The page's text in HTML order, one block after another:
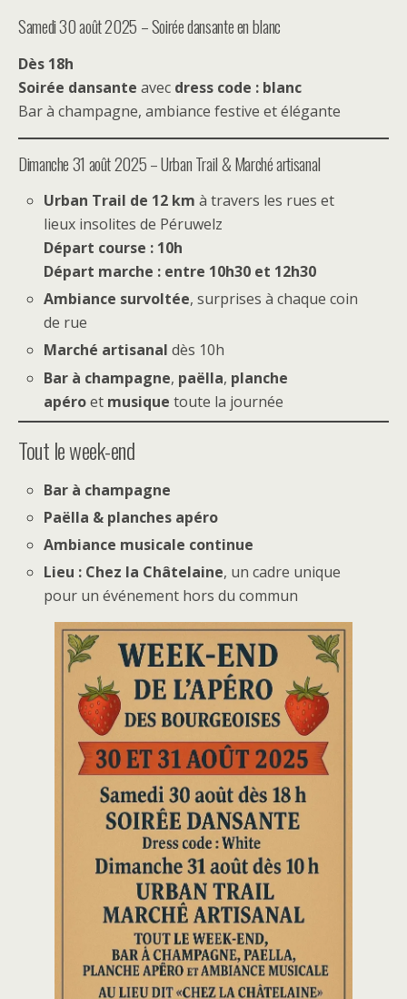
Samedi 30 août 2025 – Soirée dansante en blanc
Dès 18h
Soirée dansante avec dress code : blanc
Bar à champagne, ambiance festive et élégante
Dimanche 31 août 2025 – Urban Trail & Marché artisanal
Urban Trail de 12 km à travers les rues et
lieux insolites de Péruwelz
Départ course : 10h
Départ marche : entre 10h30 et 12h30
Ambiance survoltée, surprises à chaque coin
de rue
Marché artisanal dès 10h
Bar à champagne, paëlla, planche
apéroet musique toute la journée
Tout le week-end
Bar à champagne
Paëlla & planches apéro
Ambiance musicale continue
Lieu : Chez la Châtelaine, un cadre unique
pour un événement hors du commun